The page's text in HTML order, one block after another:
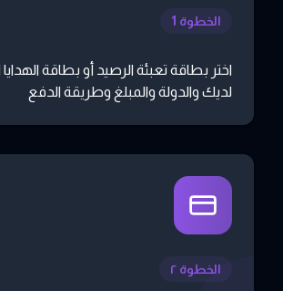
الخطوة 1
اختر بطاقة تعبئة الرصيد أو بطاقة
لديك والدولة والمبلغ وطريقة الدفع
الخطوة ٢